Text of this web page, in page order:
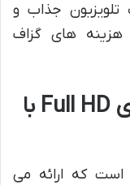
جذاب و
هزینه های گزاف
کیفیت تصویر: تجربه بصری Full HD با
است که ارائه می